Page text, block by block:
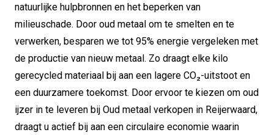
natuurlijke hulpbronnen en het beperken van
milieuschade. Door oud metaal om te smelten en te
verwerken, besparen we tot 95% energie vergeleken met
de productie van nieuw metaal. Zo draagt elke kilo
gerecycled materiaal bij aan een lagere CO₂-uitstoot en
een duurzamere toekomst. Door ervoor te kiezen om oud
ijzer in te leveren bij Oud metaal verkopen in Reijerwaard,
draagt u actief bij aan een circulaire economie waarin